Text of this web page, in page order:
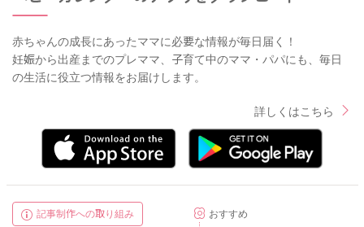
赤ちゃんの成長にあったママに必要な情報が毎日届く！
妊娠から出産までのプレママ、子育て中のママ・パパにも、毎日
の生活に役立つ情報をお届けします。
詳しくはこちら
記事制作への取り組み
おすすめ